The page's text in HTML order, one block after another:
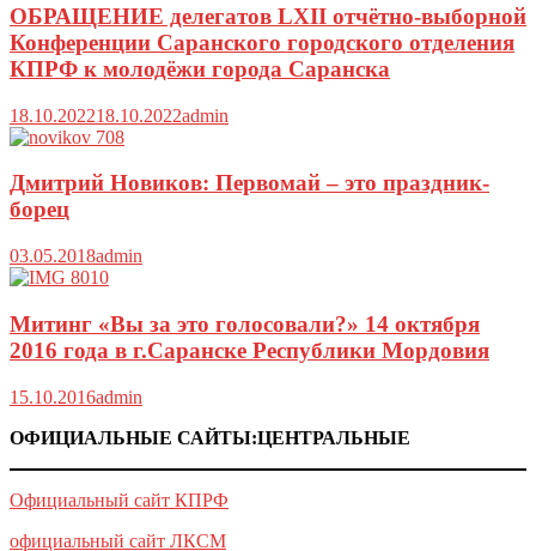
ОБРАЩЕНИЕ делегатов LXII отчётно-выборной
Конференции Саранского городского отделения
КПРФ к молодёжи города Саранска
18.10.202218.10.2022admin
Дмитрий Новиков: Первомай – это праздник-
борец
03.05.2018admin
Митинг «Вы за это голосовали?» 14 октября
2016 года в г.Саранске Республики Мордовия
15.10.2016admin
ОФИЦИАЛЬНЫЕ САЙТЫ:ЦЕНТРАЛЬНЫЕ
Официальный сайт КПРФ
официальный сайт ЛКСМ